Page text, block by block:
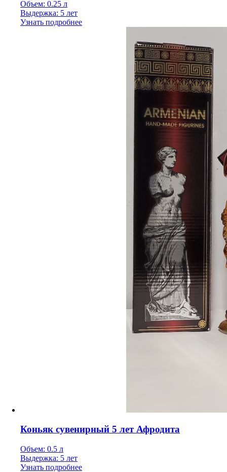
Объем: 0.25 л
Выдержка: 5 лет
Узнать подробнее
Коньяк сувенирный 5 лет Афродита
Объем: 0.5 л
Выдержка: 5 лет
Узнать подробнее